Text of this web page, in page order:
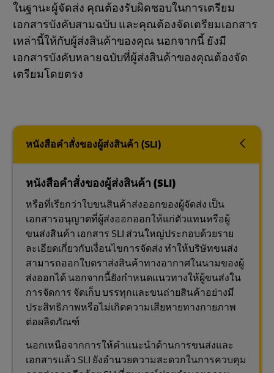
ในฐานะผู้จัดส่ง คุณต้องรับผิดชอบในการเตรียม
เอกสารบังคับสามฉบับ และคุณต้องจัดเตรียมเอกสาร
เหล่านี้ให้กับผู้ส่งสินค้าของคุณ นอกจากนี้ ยังมี
เอกสารบังคับหลายฉบับที่ผู้ส่งสินค้าของคุณต้องจัด
เตรียมโดยตรง
หนังสือคำสั่งของผู้ส่งสินค้า (SLI)
หนังสือคำสั่งของผู้ส่งสินค้า (SLI)
หรือที่เรียกว่าใบขนสินค้าส่งออกของผู้จัดส่ง เป็น
เอกสารอนุญาตที่ผู้ส่งออกออกให้แก่ตัวแทนหรือผู้
ขนส่งสินค้า เอกสาร SLI ส่วนใหญ่ประกอบด้วยราย
ละเอียดเกี่ยวกับเงื่อนไขการจัดส่ง ทำให้บริษัทขนส่ง
สามารถออกใบตราส่งสินค้าทางอากาศในนามของผู้
ส่งออกได้ นอกจากนี้ยังกำหนดแนวทางให้ผู้ขนส่งใน
การจัดการ จัดเก็บ บรรทุกและขนถ่ายสินค้าอย่างมี
ประสิทธิภาพหรือไม่เกิดความเสียหายทางกายภาพ
ต่อผลิตภัณฑ์
นอกเหนือจากการให้คำแนะนำด้านการขนส่งและ
เอกสารแล้ว SLI ยังอำนวยความสะดวกในการควบคุม